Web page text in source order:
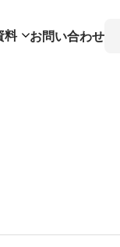
料 お問い合わせ